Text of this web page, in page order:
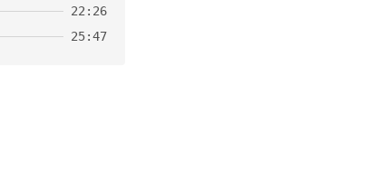
22:26
25:47